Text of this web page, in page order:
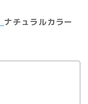
ナチュラルカラー